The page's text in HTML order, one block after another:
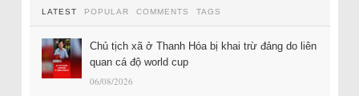
LATEST POPULAR COMMENTS TAGS
Chủ tịch xã ở Thanh Hóa bị khai trừ đảng do liên
quan cá độ world cup
06/08/2026